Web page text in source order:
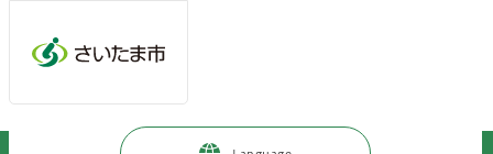
子育て・教育 > 育児・保育 子育て情報